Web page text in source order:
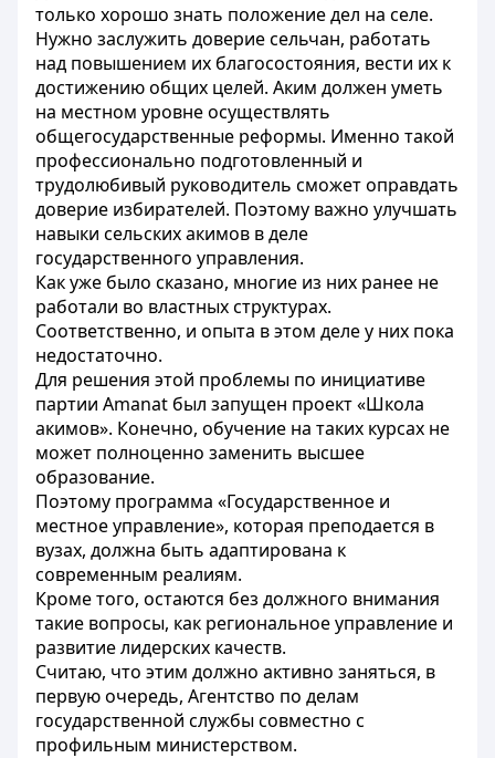
только хорошо знать положение дел на селе.
Нужно заслужить доверие сельчан, работать
над повышением их благосостояния, вести их к
достижению общих целей. Аким должен уметь
на местном уровне осуществлять
общегосударственные реформы. Именно такой
профессионально подготовленный и
трудолюбивый руководитель сможет оправдать
доверие избирателей. Поэтому важно улучшать
навыки сельских акимов в деле
государственного управления.
Как уже было сказано, многие из них ранее не
работали во властных структурах.
Соответственно, и опыта в этом деле у них пока
недостаточно.
Для решения этой проблемы по инициативе
партии Amanat был запущен проект «Школа
акимов». Конечно, обучение на таких курсах не
может полноценно заменить высшее
образование.
Поэтому программа «Государственное и
местное управление», которая преподается в
вузах, должна быть адаптирована к
современным реалиям.
Кроме того, остаются без должного внимания
такие вопросы, как региональное управление и
развитие лидерских качеств.
Считаю, что этим должно активно заняться, в
первую очередь, Агентство по делам
государственной службы совместно с
профильным министерством.